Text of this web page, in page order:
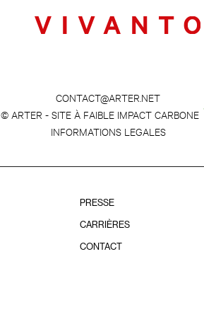
CONTACT@ARTER.NET
© ARTER - SITE À FAIBLE IMPACT CARBONE
INFORMATIONS LEGALES
PRESSE
CARRIÈRES
CONTACT